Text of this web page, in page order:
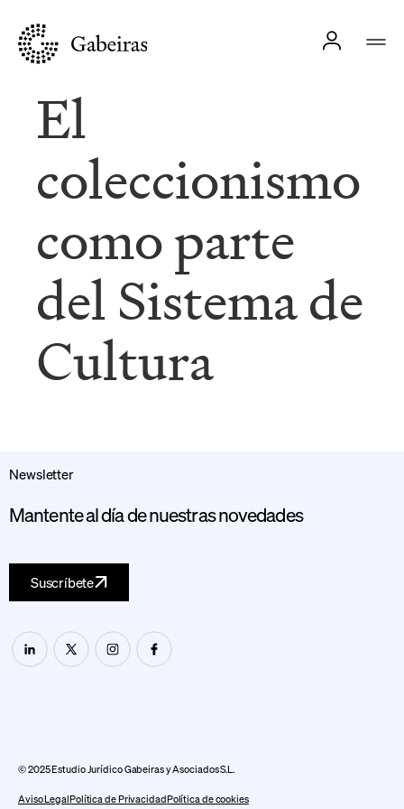
El
coleccionismo
como parte
del Sistema de
Cultura
Newsletter
Mantente al día de nuestras novedades
Suscríbete
© 2025 Estudio Jurídico Gabeiras y Asociados S.L.
Aviso LegalPolítica de PrivacidadPolítica de cookies